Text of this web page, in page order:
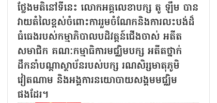
ថ្លែងមតិនៅទីនេះ លោកអគ្គលេខាបក្ស តូ ឡឹម បាន
វាយតំលៃខ្ពស់ចំពោះការរួមចំណែកនិងការលះបង់ដ៏
ធំធេងរបស់កម្មាភិបាលបដិវត្តន៍ជើងចាស់ អតីត
សមាជិក គណៈកម្មាធិការមជ្ឈិមបក្ស អតីតថ្នាក់
ដឹកនាំបណ្ដាស្ថាប័នរបស់បក្ស រណសិរ្សមាតុភូមិ
វៀតណាម និងអង្គការនយោបាយសង្គមមជ្ឈិម
ផងដែរ។